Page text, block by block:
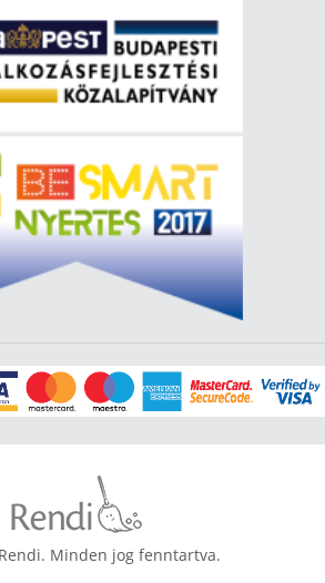
Minden jog fenntartva.